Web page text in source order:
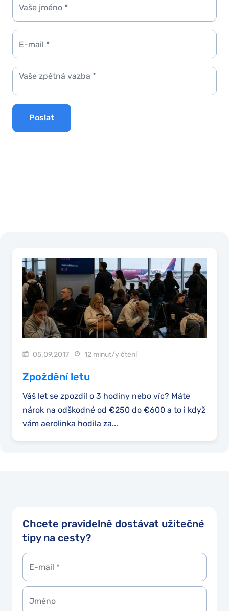
Poslat
05.09.2017 12 minut/y čtení
Zpoždění letu
Váš let se zpozdil o 3 hodiny nebo víc? Máte
nárok na odškodné od €250 do €600 a to i když
vám aerolinka hodila za...
Chcete pravidelně dostávat užitečné
tipy na cesty?